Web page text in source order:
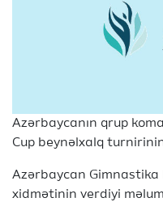
Azərbaycanın qrup
Cup beynəlxalq
Azərbaycan Gimnastika
xidmətinin verdiyi